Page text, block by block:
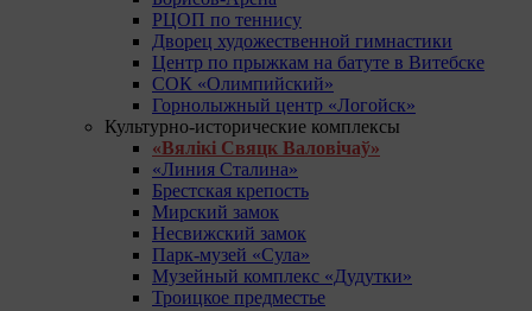
РЦОП по теннису
Дворец художественной гимнастики
Центр по прыжкам на батуте в Витебске
СОК «Олимпийский»
Горнолыжный центр «Логойск»
Культурно-исторические комплексы
«Вялікі Свяцк Валовічаў»
«Линия Сталина»
Брестская крепость
Мирский замок
Несвижский замок
Парк-музей «Сула»
Музейный комплекс «Дудутки»
Троицкое предместье